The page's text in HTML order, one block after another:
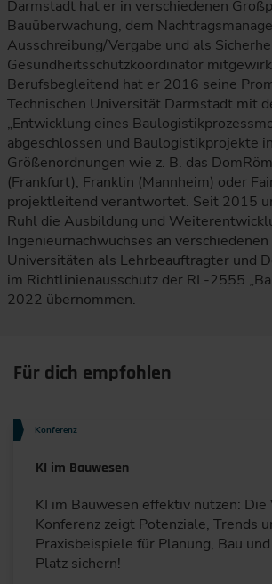
Darmstadt hat er in verschiedenen
Bauüberwachung, dem
Ausschreibung/Vergabe und als
Gesundheitsschutzkoordinator
Berufsbegleitend hat er 2016 seine
Technischen Universität Darmstadt mit
„Entwicklung eines
abgeschlossen und Baulogistikprojekte
Größenordnungen wie z. B. das
(Frankfurt), Franklin (Mannheim) oder
projektleitend verantwortet. Seit 2015
Ruhl die Ausbildung und
Ingenieurnachwuchses an
Universitäten als Lehrbeauftragter und
im Richtlinienausschutz der RL-2555
2022 übernommen.
Für dich empfohlen
Konferenz
KI im Bauwesen
KI im Bauwesen effektiv nutzen: Die
Konferenz zeigt Potenziale, Trends
Praxisbeispiele für Planung, Bau
Platz sichern!